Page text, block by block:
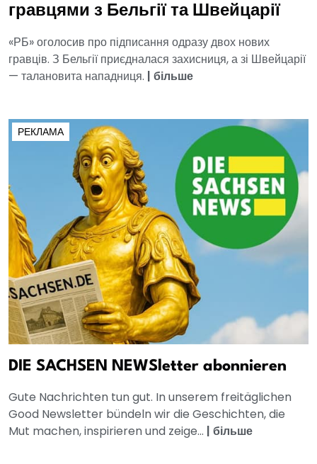
гравцями з Бельгії та Швейцарії
«РБ» оголосив про підписання одразу двох нових
гравців. З Бельгії приєдналася захисниця, а зі Швейцарії
— талановита нападниця. | більше
РЕКЛАМА
DIE SACHSEN NEWSletter abonnieren
Gute Nachrichten tun gut. In unserem freitäglichen
Good Newsletter bündeln wir die Geschichten, die
Mut machen, inspirieren und zeige... | більше